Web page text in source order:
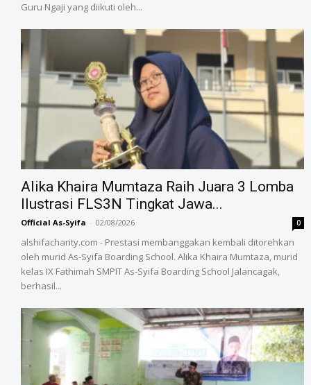
Guru Ngaji yang diikuti oleh...
Alika Khaira Mumtaza Raih Juara 3 Lomba
Ilustrasi FLS3N Tingkat Jawa...
Official As-Syifa - 02/08/2026 0
alshifacharity.com - Prestasi membanggakan kembali ditorehkan
oleh murid As-Syifa Boarding School. Alika Khaira Mumtaza, murid
kelas IX Fathimah SMPIT As-Syifa Boarding School Jalancagak,
berhasil...